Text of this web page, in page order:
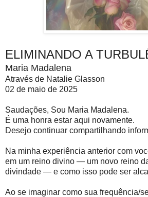
ELIMINANDO A
Maria Madalena
Através de Natalie Glasson
02 de maio de 2025
Saudações, Sou Maria Madalena.
É uma honra estar aqui novamente.
Desejo continuar compartilhando
Na minha experiência anterior com
em um reino divino — um novo reino
divindade — e como isso pode ser
Ao se imaginar como sua frequência/